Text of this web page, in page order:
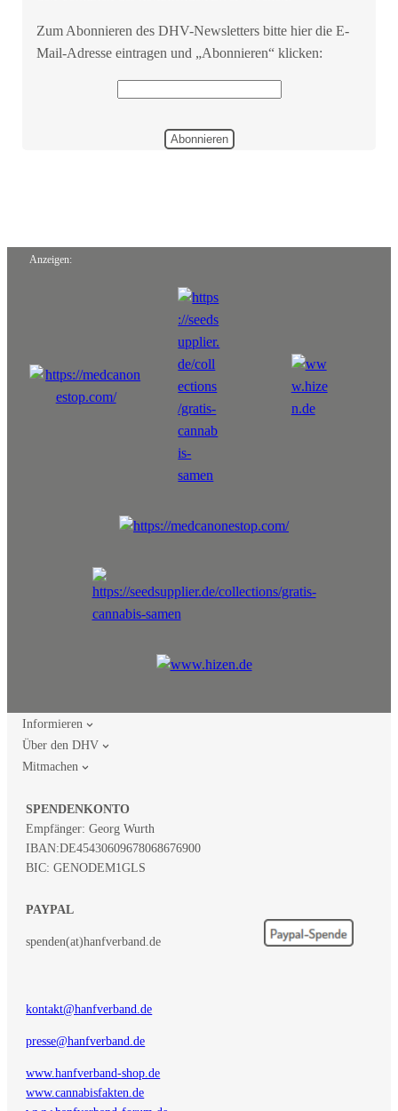
Zum Abonnieren des DHV-Newsletters bitte hier die E-
Mail-Adresse eintragen und „Abonnieren“ klicken:
Anzeigen:
Informieren
Über den DHV
Mitmachen
SPENDENKONTO
Empfänger: Georg Wurth
IBAN:DE45430609678068676900
BIC: GENODEM1GLS
PAYPAL
spenden(at)hanfverband.de
kontakt@hanfverband.de
presse@hanfverband.de
www.hanfverband-shop.de
www.cannabisfakten.de